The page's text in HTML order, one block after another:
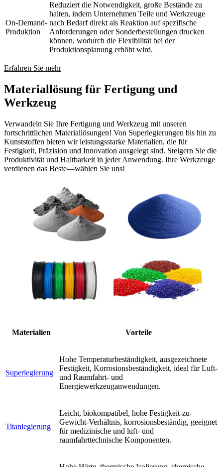
On-Demand-
Produktion
Reduziert die Notwendigkeit, große Bestände zu
halten, indem Unternehmen Teile und Werkzeuge
nach Bedarf direkt als Reaktion auf spezifische
Anforderungen oder Sonderbestellungen drucken
können, wodurch die Flexibilität bei der
Produktionsplanung erhöht wird.
Erfahren Sie mehr
Materiallösung für Fertigung und
Werkzeug
Verwandeln Sie Ihre Fertigung und Werkzeug mit unseren
fortschrittlichen Materiallösungen! Von Superlegierungen bis hin zu
Kunststoffen bieten wir leistungsstarke Materialien, die für
Festigkeit, Präzision und Innovation ausgelegt sind. Steigern Sie die
Produktivität und Haltbarkeit in jeder Anwendung. Ihre Werkzeuge
verdienen das Beste—wählen Sie uns!
Materialien Vorteile
Superlegierung
Hohe Temperaturbeständigkeit, ausgezeichnete
Festigkeit, Korrosionsbeständigkeit, ideal für Luft-
und Raumfahrt- und
Energiewerkzeuganwendungen.
Titanlegierung
Leicht, biokompatibel, hohe Festigkeit-zu-
Gewicht-Verhältnis, korrosionsbeständig, geeignet
für medizinische und luft- und
raumfahrttechnische Komponenten.